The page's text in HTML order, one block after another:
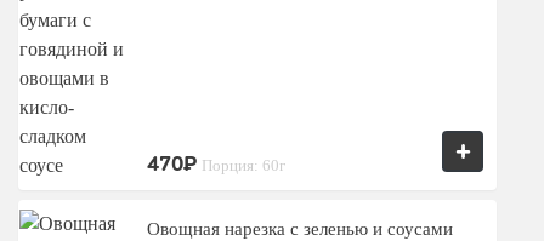
470₽ Порция: 60г +
Овощная нарезка с зеленью и соусами